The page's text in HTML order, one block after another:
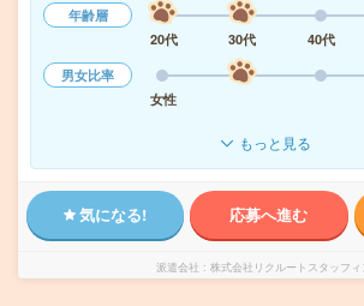
年齢層
20代
30代 40代
男女比率
女性
もっと見る
気になる! 応募へ進む
派遣会社 株式会社リクルートスタッフィ